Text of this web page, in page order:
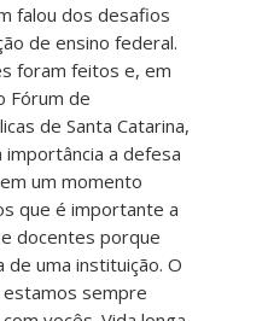
falou dos desafios
de ensino federal.
foram feitos e, em
Fórum de
de Santa Catarina,
a defesa
um momento
que é importante a
docentes porque
de uma instituição. O
estamos sempre